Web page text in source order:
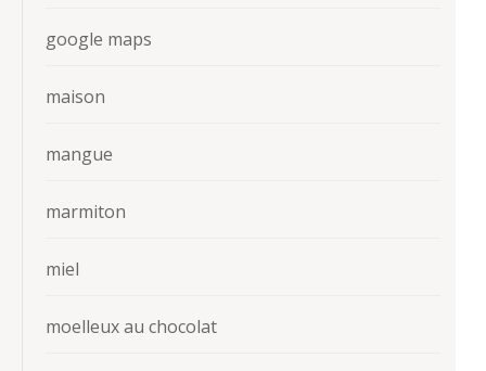
google maps
maison
mangue
marmiton
miel
moelleux au chocolat